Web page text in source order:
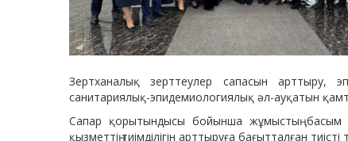
Зертханалық зерттеулер сапасын арттыру,
санитариялық-эпидемиологиялық әл-ауқатын
Сапар қорытындысы бойынша жұмыстың басым
қызметтің тиімділігін арттыруға бағытталған